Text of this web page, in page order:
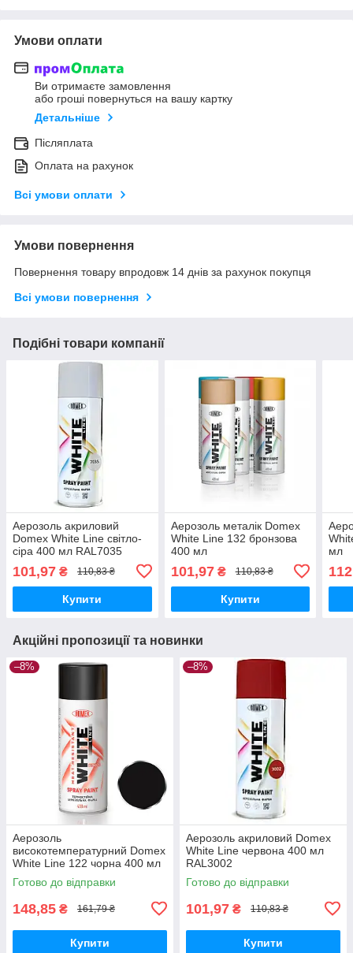
Умови оплати
Ви отримаєте замовлення
або гроші повернуться на вашу картку
Детальніше
Післяплата
Оплата на рахунок
Всі умови оплати
Умови повернення
Повернення товару впродовж 14 днів за рахунок покупця
Всі умови повернення
Подібні товари компанії
Аерозоль акриловий
Domex White Line світло-
сіра 400 мл RAL7035
101,97 ₴ 110,83 ₴
Купити
Аерозоль металік Domex
White Line 132 бронзова
400 мл
101,97₴ 110,83 ₴
Купити
мл
Акційні пропозиції та новинки
–8%
Аерозоль
високотемпературний Domex
White Line 122 чорна 400 мл
Готово до відправки
148,85 ₴ 161,79 ₴
Купити
–8%
Аерозоль акриловий Domex
White Line червона 400 мл
RAL3002
Готово до відправки
101,97 ₴ 110,83 ₴
Купити